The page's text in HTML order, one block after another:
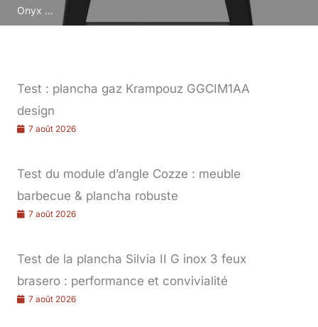
Onyx ...
Test : plancha gaz Krampouz GGCIM1AA
design
7 août 2026
Test du module d’angle Cozze : meuble
barbecue & plancha robuste
7 août 2026
Test de la plancha Silvia II G inox 3 feux
brasero : performance et convivialité
7 août 2026